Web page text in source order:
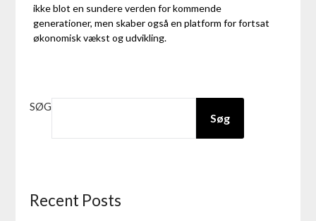
ikke blot en sundere verden for kommende
generationer, men skaber også en platform for fortsat
økonomisk vækst og udvikling.
SØG
Søg
Recent Posts